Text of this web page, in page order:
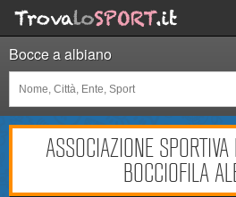
Bocce a albiano
ASSOCIAZIONE
BOCCIOFILA